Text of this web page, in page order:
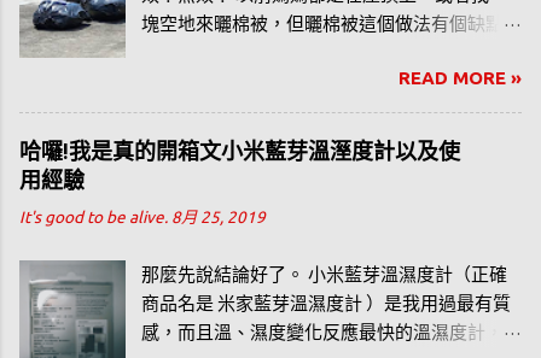
塊空地來曬棉被，但曬棉被這個做法有個缺點
面。PS：可以去買樂透了。（^u^）READ MORE »
哈囉!我是真的開箱文小米藍芽溫溼度計以及使
用經驗
It's good to be alive. 8月 25, 2019
那麼先說結論好了。 小米藍芽溫濕度計（正確
商品名是 米家藍芽溫濕度計 ）是我用過最有質
感，而且溫、濕度變化反應最快的溫濕度計，